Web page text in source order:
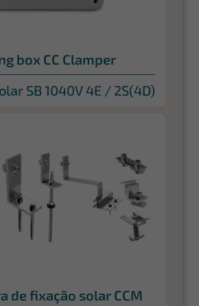
box CC Clamper
SB 1040V 4E / 2S(4D)
de fixação solar CCM